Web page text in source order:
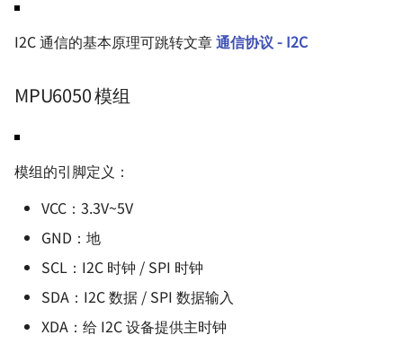
MPU6050 返回的信息
PlatformIO — 一站式嵌入式
开发工具
用
SWD 与 JTAG 的区别与联系
大疆 N3 飞控 - 参考资料
ATTiny85 调试记录
T-Clock 桌上小钟
麦轮小车
BeagleBone 系列 - BBAI
机器视觉入门
I2C 通信的基本原理可跳转文章通信协议 - I2C
MPU6050 模组
模组的引脚定义：
VCC：3.3V~5V
GND：地
SCL：I2C 时钟 / SPI 时钟
SDA：I2C 数据 / SPI 数据输入
XDA：给 I2C 设备提供主时钟